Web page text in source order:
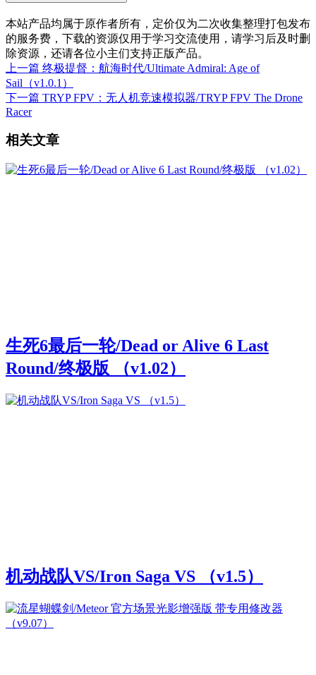
本站产品均属于原作者所有，定价仅为二次收集整理打包发布
的服务费，下载的资源仅用于学习交流使用，请学习后及时删
除资源，还请各位小主们支持正版产品。
上一篇 终极提督：航海时代/Ultimate Admiral: Age of
Sail（v1.0.1）
下一篇 TRYP FPV：无人机竞速模拟器/TRYP FPV The Drone
Racer
相关文章
生死6最后一轮/Dead or Alive 6 Last
Round/终极版 （v1.02）
机动战队VS/Iron Saga VS （v1.5）